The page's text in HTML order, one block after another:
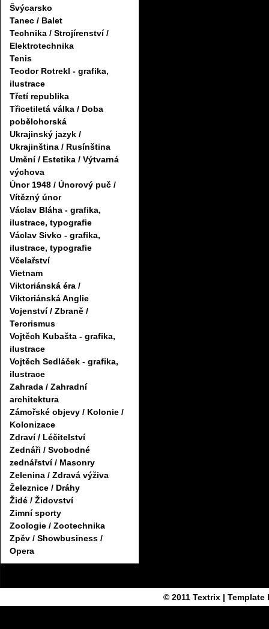
Švýcarsko
Tanec / Balet
Technika / Strojírenství /
Elektrotechnika
Tenis
Teodor Rotrekl - grafika,
ilustrace
Třetí republika
Třicetiletá válka / Doba
pobělohorská
Ukrajinský jazyk /
Ukrajinština / Rusínština
Umění / Estetika / Výtvarná
výchova
Únor 1948 / Únorový puč /
Vítězný únor
Václav Bláha - grafika,
ilustrace, typografie
Václav Sivko - grafika,
ilustrace, typografie
Včelařství
Vietnam
Viktoriánská éra /
Viktoriánská Anglie
Vojenství / Zbraně /
Terorismus
Vojtěch Kubašta - grafika,
ilustrace
Vojtěch Sedláček - grafika,
ilustrace
Zahrada / Zahradní
architektura
Zámořské objevy / Kolonie /
Kolonizace
Zdraví / Léčitelství
Zednáři / Svobodné
zednářství / Masonry
Zelenina / Zdravá výživa
Železnice / Dráhy
Židé / Židovství
Zimní sporty
Zoologie / Zootechnika
Zpěv / Showbusiness /
Opera
© 2011 Textrix| Template